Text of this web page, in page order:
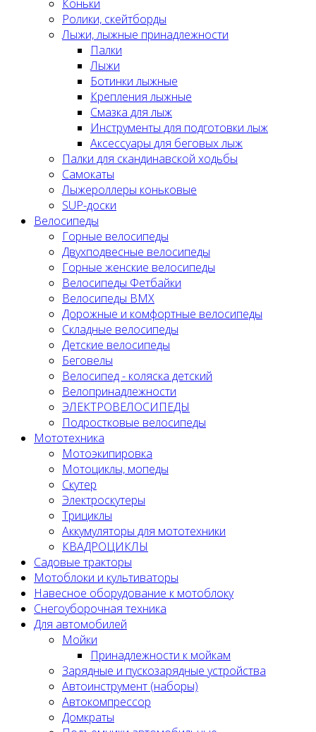
Коньки
Ролики, скейтборды
Лыжи, лыжные принадлежности
Палки
Лыжи
Ботинки лыжные
Крепления лыжные
Смазка для лыж
Инструменты для подготовки лыж
Аксессуары для беговых лыж
Палки для скандинавской ходьбы
Самокаты
Лыжероллеры коньковые
SUP-доски
Велосипеды
Горные велосипеды
Двухподвесные велосипеды
Горные женские велосипеды
Велосипеды Фетбайки
Велосипеды BMX
Дорожные и комфортные велосипеды
Складные велосипеды
Детские велосипеды
Беговелы
Велосипед - коляска детский
Велопринадлежности
ЭЛЕКТРОВЕЛОСИПЕДЫ
Подростковые велосипеды
Мототехника
Мотоэкипировка
Мотоциклы, мопеды
Скутер
Электроскутеры
Трициклы
Аккумуляторы для мототехники
КВАДРОЦИКЛЫ
Садовые тракторы
Мотоблоки и культиваторы
Навесное оборудование к мотоблоку
Снегоуборочная техника
Для автомобилей
Мойки
Принадлежности к мойкам
Зарядные и пускозарядные устройства
Автоинструмент (наборы)
Автокомпрессор
Домкраты